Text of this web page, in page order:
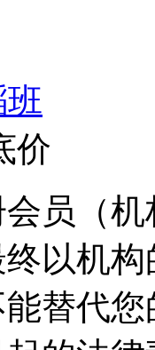
价
员（
以机
替代